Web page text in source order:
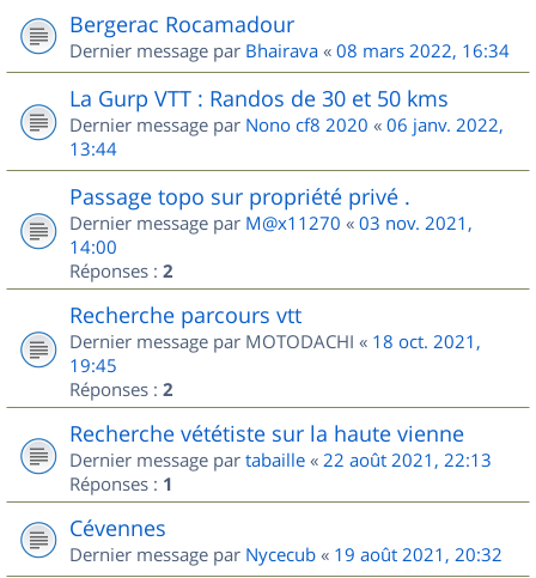
Bergerac Rocamadour
Dernier message par Bhairava « 08 mars 2022, 16:34
La Gurp VTT : Randos de 30 et 50 kms
Dernier message par Nono cf8 2020 « 06 janv. 2022,
13:44
Passage topo sur propriété privé .
Dernier message par M@x11270 « 03 nov. 2021,
14:00
Réponses : 2
Recherche parcours vtt
Dernier message par MOTODACHI « 18 oct. 2021,
19:45
Réponses : 2
Recherche vététiste sur la haute vienne
Dernier message par tabaille « 22 août 2021, 22:13
Réponses : 1
Cévennes
Dernier message par Nycecub « 19 août 2021, 20:32